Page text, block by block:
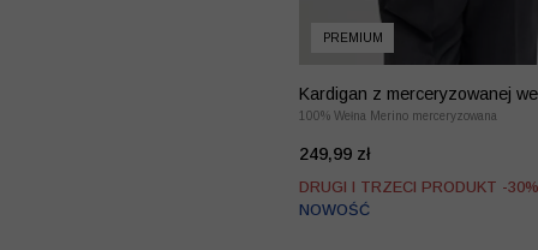
PREMIUM
Kardigan z merceryzowanej
merino
100% Wełna Merino merceryzowana
249,99 zł
DRUGI I TRZECI PRODUKT -30%
NOWOŚĆ